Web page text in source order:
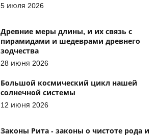
5 июля 2026
Древние меры длины, и их связь с
пирамидами и шедеврами древнего
зодчества
28 июня 2026
Большой космический цикл нашей
солнечной системы
12 июня 2026
Законы Рита - законы о чистоте рода и